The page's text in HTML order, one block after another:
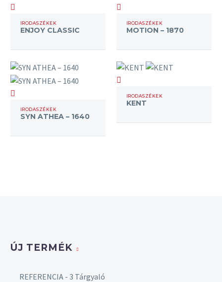
ENJOY
IRODASZÉKEK
ENJOY CLASSIC
MOTION
1870
IRODASZÉKEK
MOTION – 1870
SYN
ATHEA
IRODASZÉKEK
SYN ATHEA – 1640
KENT
IRODASZÉKEK
KENT
ÚJ TERMÉK
REFERENCIA - 3 Tárgyaló